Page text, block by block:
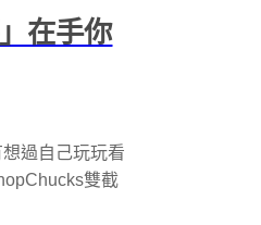
在手你
過自己玩玩看
雙截